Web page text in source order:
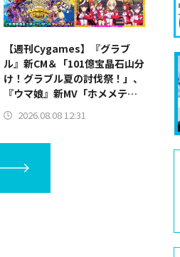
【週刊Cygames】『グラブ
ル』新CM＆「101億宝晶石山分
け！グラブル夏の討伐祭！」、
『ウマ娘』新MV「ホメメテ
オ」＆新CM「世界にホメを！
ぐっぢょぶ大賞」篇公開など
2026.08.08 12:31